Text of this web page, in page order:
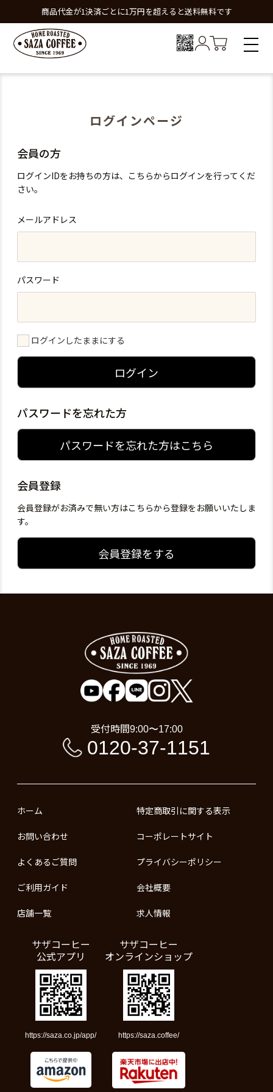
商品代金が1決済ごとに1万円を超えると送料無料です
ログインページ
会員の方
ログインIDをお持ちの方は、こちらからログインを行ってくだ
さい。
メールアドレス
パスワード
ログインしたままにする
ログイン
パスワードを忘れた方
パスワードを忘れた方はこちら
会員登録
会員登録がお済みで無い方はこちらから登録をお願いいたしま
す。
会員登録をする
受付時間9:00〜17:00
0120-37-1151
ホーム
お問い合わせ
よくあるご質問
ご利用ガイド
店舗一覧
特定商取引に関する表示
コーポレートサイト
プライバシーポリシー
会社概要
求人情報
サザコーヒー
公式アプリ
https://saza.co.jp/app/
サザコーヒー
オンラインショップ
https://saza.coffee/